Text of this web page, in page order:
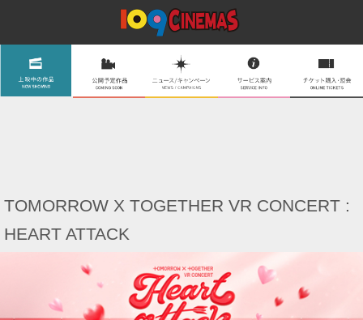
TOMORROW X TOGETHER VR CONCERT :
HEART ATTACK